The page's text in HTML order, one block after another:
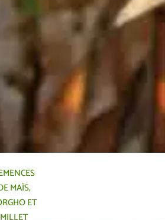
MAÏS,
ET